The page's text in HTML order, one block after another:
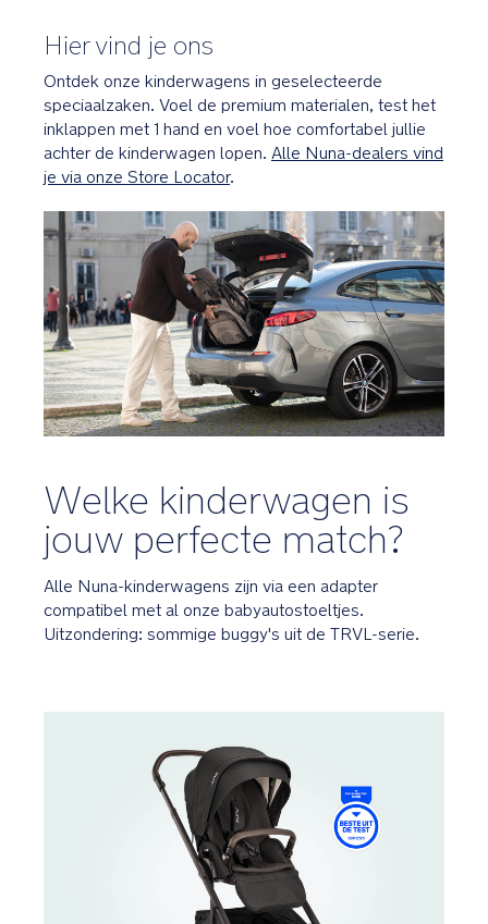
Hier vind je ons
Ontdek onze kinderwagens in geselecteerde
speciaalzaken. Voel de premium materialen, test het
inklappen met 1 hand en voel hoe comfortabel jullie
achter de kinderwagen lopen. Alle Nuna-dealers vind
je via onze Store Locator.
Welke kinderwagen is
jouw perfecte match?
Alle Nuna-kinderwagens zijn via een adapter
compatibel met al onze babyautostoeltjes.
Uitzondering: sommige buggy's uit de TRVL-serie.